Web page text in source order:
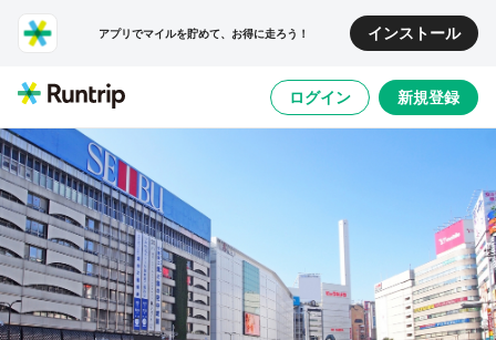
アプリでマイルを貯めて、お得に走ろう！ インストール
ログイン 新規登録